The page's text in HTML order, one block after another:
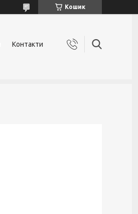
Кошик
Контакти